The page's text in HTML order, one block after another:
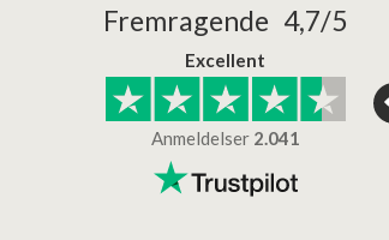
Fremragende 4,7/5
Excellent
Anmeldelser 2.041
24/01/2026
Superflot bademøbel og rigtig lynhurtig…
22/01/2026
Kanon god service
Kanon god service. Varerne
bliver leveret hurtigt, og det
er virkelig kvalitet.
Lise